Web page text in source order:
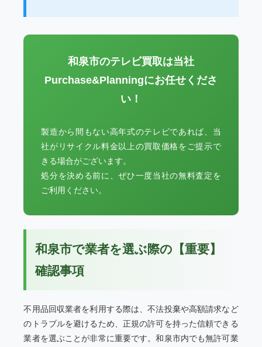
和泉市のテレビ買取は当社
Purchase&Planningにお任せくださ
い！
製造から間もない高年式のテレビであれば、当
社がリサイクル料金以上の買取価格をご提示で
きる場合がございます。
処分を決める前に、ぜひ一度当社の無料査定を
ご利用ください。
和泉市で業者を選ぶ際の【重要】
確認事項
不用品回収業者を利用する際は、不法投棄や高額請求など
のトラブルを避けるため、正規の許可を持った信頼できる
業者を選ぶことが非常に重要です。和泉市内でも無許可業